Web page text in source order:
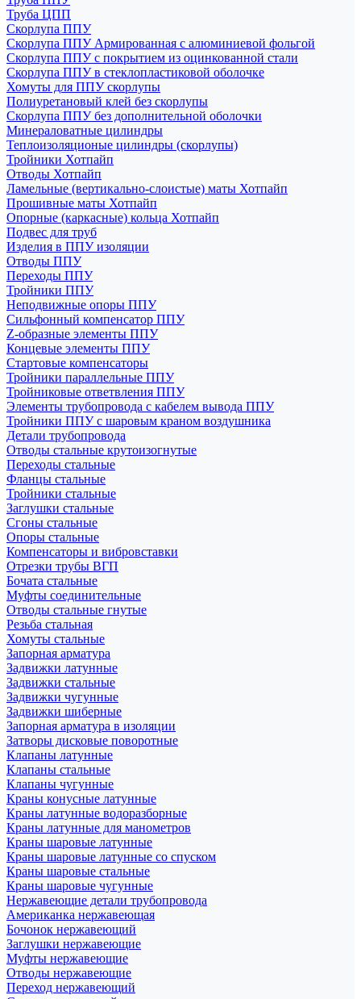
Труба ЦПП
Скорлупа ППУ
Скорлупа ППУ Армированная с алюминиевой фольгой
Скорлупа ППУ с покрытием из оцинкованной стали
Скорлупа ППУ в стеклопластиковой оболочке
Хомуты для ППУ скорлупы
Полиуретановый клей без скорлупы
Скорлупа ППУ без дополнительной оболочки
Минераловатные цилиндры
Теплоизоляционые цилиндры (скорлупы)
Тройники Хотпайп
Отводы Хотпайп
Ламельные (вертикально-слоистые) маты Хотпайп
Прошивные маты Хотпайп
Опорные (каркасные) кольца Хотпайп
Подвес для труб
Изделия в ППУ изоляции
Отводы ППУ
Переходы ППУ
Тройники ППУ
Неподвижные опоры ППУ
Cильфонный компенсатор ППУ
Z-образные элементы ППУ
Концевые элементы ППУ
Стартовые компенсаторы
Тройники параллельные ППУ
Тройниковые ответвления ППУ
Элементы трубопровода с кабелем вывода ППУ
Тройники ППУ с шаровым краном воздушника
Детали трубопровода
Отводы стальные крутоизогнутые
Переходы стальные
Фланцы стальные
Тройники стальные
Заглушки стальные
Сгоны стальные
Опоры стальные
Компенсаторы и вибровставки
Отрезки трубы ВГП
Бочата стальные
Муфты соединительные
Отводы стальные гнутые
Резьба стальная
Хомуты стальные
Запорная арматура
Задвижки латунные
Задвижки стальные
Задвижки чугунные
Задвижки шиберные
Запорная арматура в изоляции
Затворы дисковые поворотные
Клапаны латунные
Клапаны стальные
Клапаны чугунные
Краны конусные латунные
Краны латунные водоразборные
Краны латунные для манометров
Краны шаровые латунные
Краны шаровые латунные со спуском
Краны шаровые стальные
Краны шаровые чугунные
Нержавеющие детали трубопровода
Американка нержавеющая
Бочонок нержавеющий
Заглушки нержавеющие
Муфты нержавеющие
Отводы нержавеющие
Переход нержавеющий